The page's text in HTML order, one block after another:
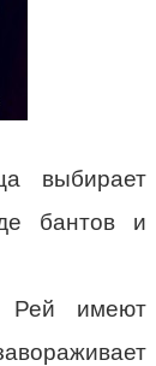
выбирает
бантов и
Рей имеют